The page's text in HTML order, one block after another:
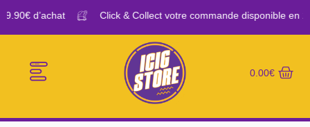
d’achat Click & Collect votre commande disponible en 2H
0.00€